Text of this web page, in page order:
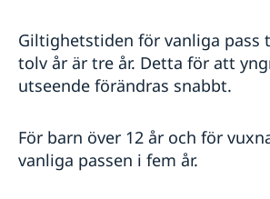
Lokala lagar och sedvänjor
Kriminalitet och personlig säkerhet
Trafiksäkerhet
Om Sydafrika
Livsmedel och shopping
Sexuella övergrepp
Giltighetstiden för vanliga pass
tolv år är tre år. Detta för att
utseende förändras snabbt.
För barn över 12 år och för
vanliga passen i fem år.